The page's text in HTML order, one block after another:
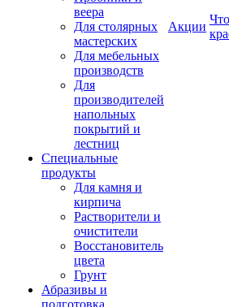
веера
Для столярных
мастерских
Для мебельных
производств
Для
производителей
напольных
покрытий и
лестниц
Специальные
продукты
Для камня и
кирпича
Растворители и
очистители
Восстановитель
цвета
Грунт
Абразивы и
подготовка
Акции
Что